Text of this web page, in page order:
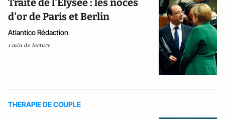
Traité de l'Elysée : les noces
d'or de Paris et Berlin
Atlantico Rédaction
1 min de lecture
THERAPIE DE COUPLE